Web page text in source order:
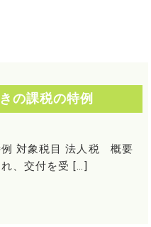
の課税の特例
例 対象税目 法人税 概要
、交付を受 […]